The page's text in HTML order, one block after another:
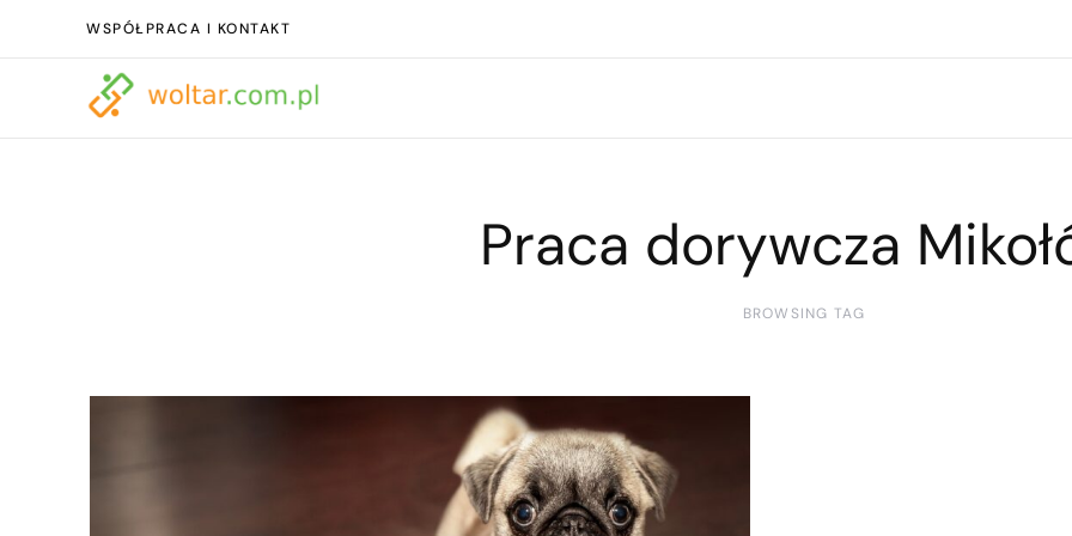
WSPÓŁPRACA I KONTAKT
Praca dorywcza
BROWSING TAG